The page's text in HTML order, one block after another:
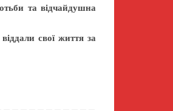
та відчайдушна
свої життя за